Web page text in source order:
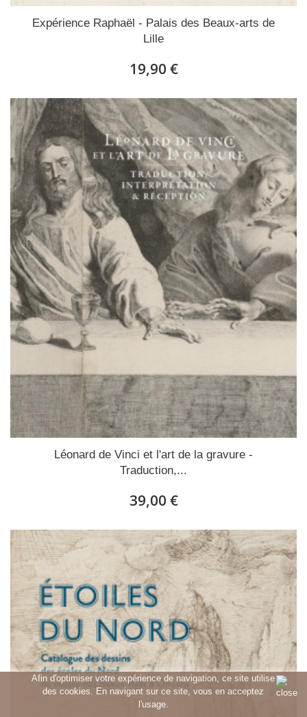
Afin d'optimiser votre expérience de navigation, ce site utilise
des cookies. En navigant sur ce site, vous en acceptez
l'usage.
Expérience Raphaël - Palais des Beaux-arts de
Lille
19,90 €
Léonard de Vinci et l'art de la gravure -
Traduction,...
39,00 €